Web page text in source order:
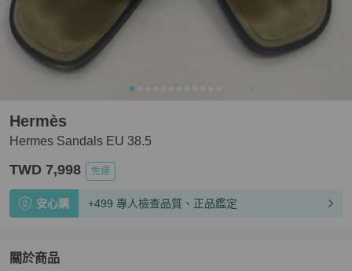
Hermes Sandals EU 38.5
Hermès
TWD 7,998 免運
安心購 +499 專人檢查品質、正品鑑定
關於商品